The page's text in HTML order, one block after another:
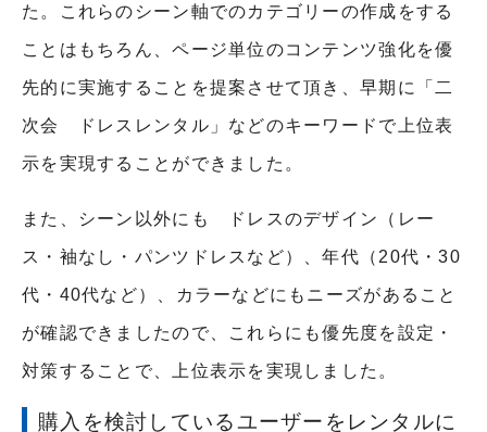
た。これらのシーン軸でのカテゴリーの作成をする
ことはもちろん、ページ単位のコンテンツ強化を優
先的に実施することを提案させて頂き、早期に「二
次会 ドレスレンタル」などのキーワードで上位表
示を実現することができました。
また、シーン以外にも ドレスのデザイン（レー
ス・袖なし・パンツドレスなど）、年代（20代・30
代・40代など）、カラーなどにもニーズがあること
が確認できましたので、これらにも優先度を設定・
対策することで、上位表示を実現しました。
購入を検討しているユーザーをレンタルに